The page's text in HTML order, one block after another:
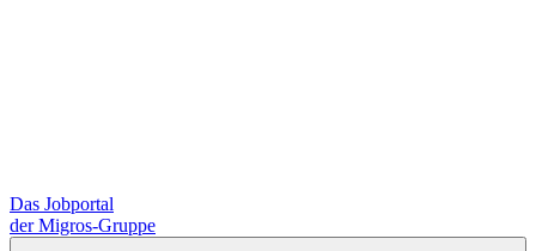
Das Jobportal
der Migros-Gruppe